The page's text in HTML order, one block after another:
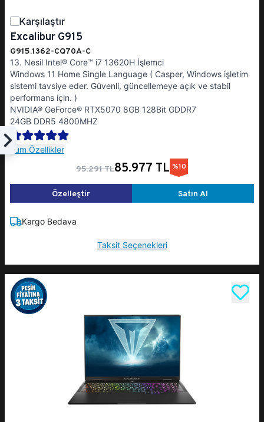
Filtrele
Karşılaştır
Excalibur G915
G915.1362-CQ70A-C
13. Nesil Intel® Core™ i7 13620H İşlemci
Windows 11 Home Single Language ( Casper, Windows işletim
sistemi tavsiye eder. Güvenli, güncellemeye açık ve stabil
performans için. )
NVIDIA® GeForce® RTX5070 8GB 128Bit GDDR7
24GB DDR5 4800MHZ
Tüm Özellikler
95.291 TL85.977 TL %10
Özelleştir Satın Al
Kargo Bedava
Taksit Seçenekleri